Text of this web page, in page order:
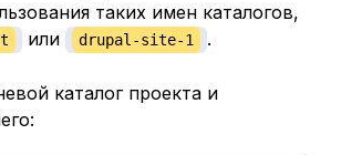
таких имен каталогов,
или drupal-site-1 .
каталог проекта и